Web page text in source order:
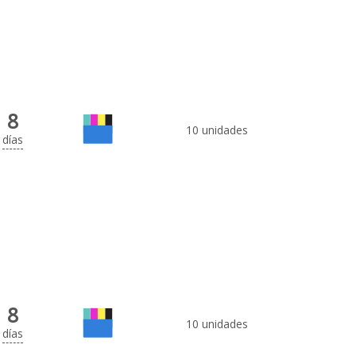
8
días
10 unidades
8
días
10 unidades